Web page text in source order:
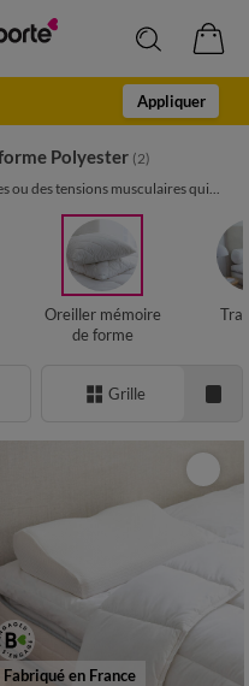
Appliquer
Polyester (2)
ou des tensions musculaires qui...
Oreiller mémoire
de forme
Grille
Fabriqué en France